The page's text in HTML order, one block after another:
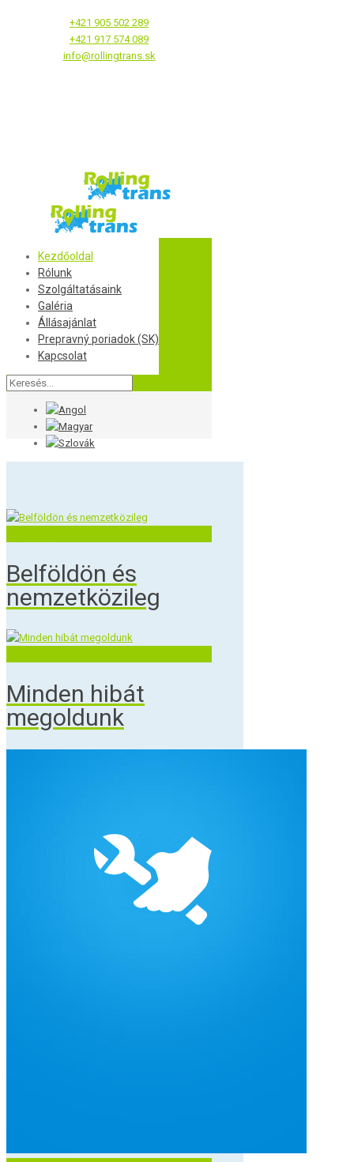
+421 905 502 289
+421 917 574 089
info@rollingtrans.sk
Kezdőoldal
Rólunk
Szolgáltatásaink
Galéria
Állásajánlat
Prepravný poriadok (SK)
Kapcsolat
Belföldön és
nemzetközileg
Minden hibát
megoldunk